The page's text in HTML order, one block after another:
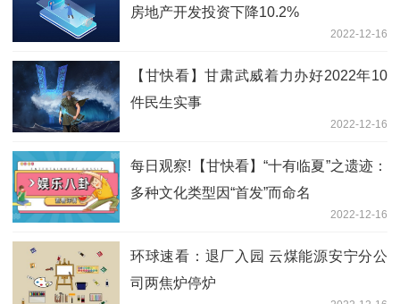
房地产开发投资下降10.2%
2022-12-16
【甘快看】甘肃武威着力办好2022年10
件民生实事
2022-12-16
每日观察!【甘快看】“十有临夏”之遗迹：
多种文化类型因“首发”而命名
2022-12-16
环球速看：退厂入园 云煤能源安宁分公
司两焦炉停炉